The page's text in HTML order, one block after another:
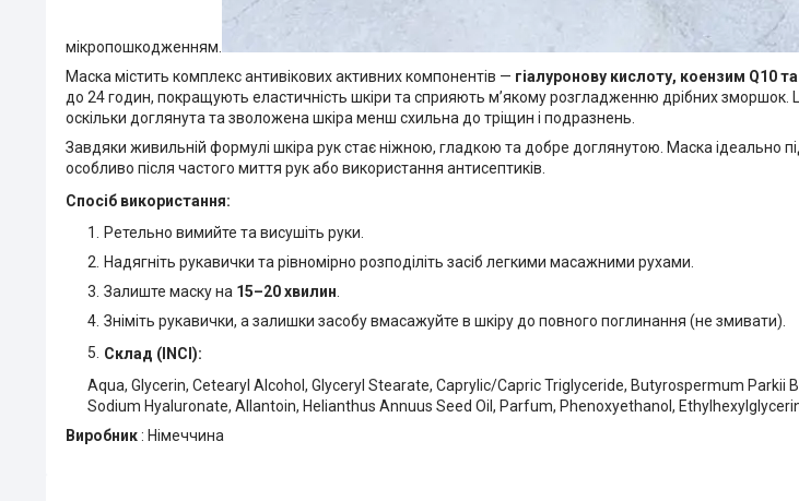
мікропошкодженням.
Маска містить комплекс антивікових активних компонентів — гіалуронову кислоту, коензим Q10 та
до 24 годин, покращують еластичність шкіри та сприяють м’якому розгладженню дрібних
оскільки доглянута та зволожена шкіра менш схильна до тріщин і подразнень.
Завдяки живильній формулі шкіра рук стає ніжною, гладкою та добре доглянутою. Маска ідеально
особливо після частого миття рук або використання антисептиків.
Спосіб використання:
Ретельно вимийте та висушіть руки.
Надягніть рукавички та рівномірно розподіліть засіб легкими масажними рухами.
Залиште маску на 15–20 хвилин
Зніміть рукавички, а залишки засобу вмасажуйте в шкіру до повного поглинання (не змивати).
Склад (INCI):
Aqua, Glycerin, Cetearyl Alcohol, Glyceryl Stearate, Caprylic/Capric Triglyceride, Butyrospermum Parkii
Sodium Hyaluronate, Allantoin, Helianthus Annuus Seed Oil, Parfum, Phenoxyethanol,
Виробник: Німеччина